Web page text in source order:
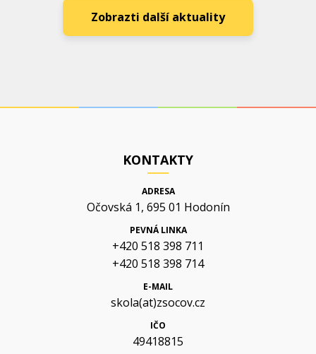
Zobrazti další aktuality
KONTAKTY
ADRESA
Očovská 1, 695 01 Hodonín
PEVNÁ LINKA
+420 518 398 711
+420 518 398 714
E-MAIL
skola(at)zsocov.cz
IČO
49418815